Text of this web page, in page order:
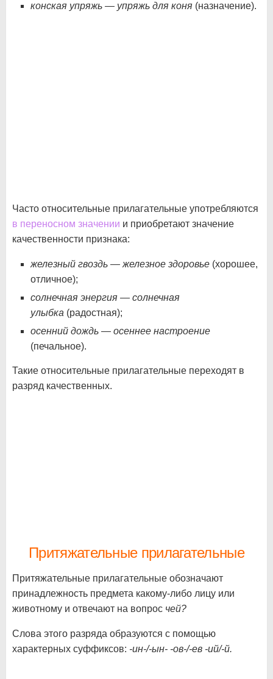
конская упряжь — упряжь для коня (назначение).
Часто относительные прилагательные употребляются
в переносном значении и приобретают значение
качественности признака:
железный гвоздь — железное здоровье (хорошее,
отличное);
солнечная энергия — солнечная
улыбка (радостная);
осенний дождь — осеннее настроение
(печальное).
Такие относительные прилагательные переходят в
разряд качественных.
Притяжательные прилагательные
Притяжательные прилагательные обозначают
принадлежность предмета какому-либо лицу или
животному и отвечают на вопрос чей?
Слова этого разряда образуются с помощью
характерных суффиксов: -ин-/-ын- -ов-/-ев -ий/-й.